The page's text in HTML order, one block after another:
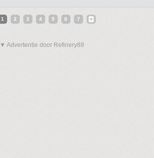
1 2 3 4 5 6 7
▼ Advertentie door Refinery89